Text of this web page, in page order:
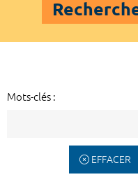
Mots-clés :
EFFACER